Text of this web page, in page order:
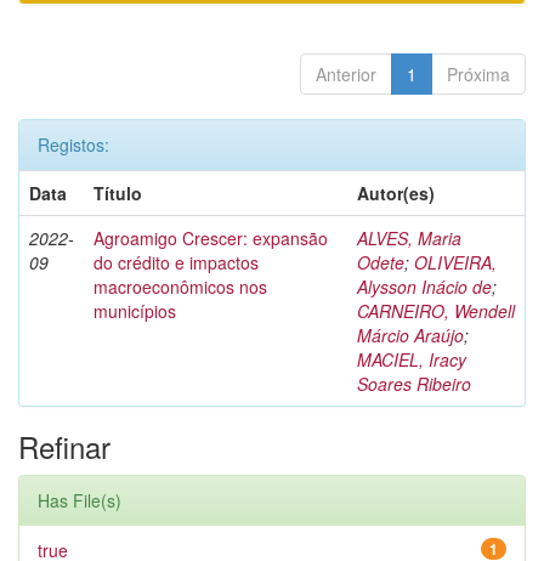
Anterior 1 Próxima
Registos:
Data
Título
Autor(es)
2022-
09
Agroamigo Crescer: expansão
do crédito e impactos
macroeconômicos nos
municípios
ALVES, Maria
Odete; OLIVEIRA,
Alysson Inácio de;
CARNEIRO, Wendell
Márcio Araújo;
MACIEL, Iracy
Soares Ribeiro
Refinar
Has File(s)
1
true